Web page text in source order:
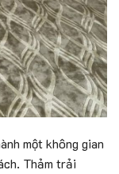
một không gian
Thảm trải